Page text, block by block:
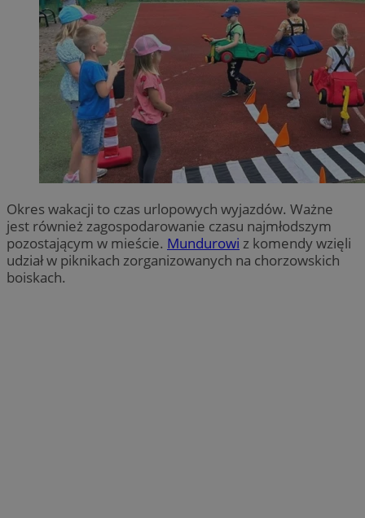
Okres wakacji to czas urlopowych wyjazdów. Ważne
jest również zagospodarowanie czasu najmłodszym
pozostającym w mieście. Mundurowi z komendy wzięli
udział w piknikach zorganizowanych na chorzowskich
boiskach.